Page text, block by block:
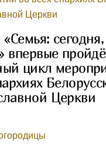
впервые
цикл
Церкви